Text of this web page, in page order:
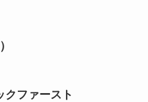
クファースト